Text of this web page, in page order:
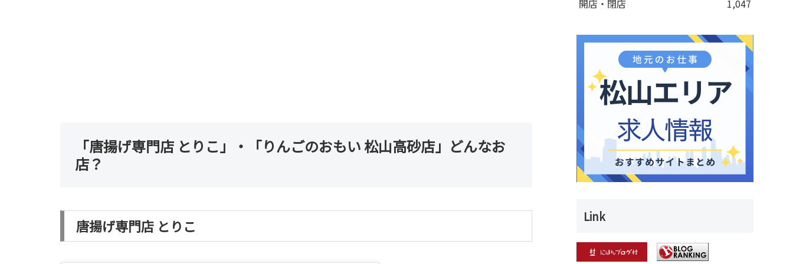
「唐揚げ専門店 とりこ」・「りんごのおもい 松山高砂店」どんなお
店？
唐揚げ専門店 とりこ
開店・閉店
1,047
Link